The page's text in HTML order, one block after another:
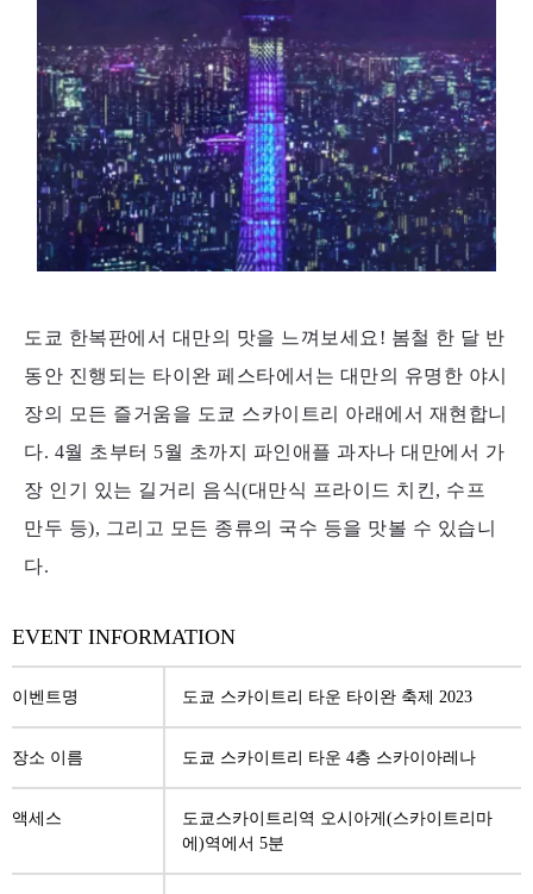
도쿄 한복판에서 대만의 맛을 느껴보세요! 봄철 한 달 반
동안 진행되는 타이완 페스타에서는 대만의 유명한 야시
장의 모든 즐거움을 도쿄 스카이트리 아래에서 재현합니
다. 4월 초부터 5월 초까지 파인애플 과자나 대만에서 가
장 인기 있는 길거리 음식(대만식 프라이드 치킨, 수프
만두 등), 그리고 모든 종류의 국수 등을 맛볼 수 있습니
다.
EVENT INFORMATION
이벤트명 도쿄 스카이트리 타운 타이완 축제 2023
장소 이름 도쿄 스카이트리 타운 4층 스카이아레나
액세스
도쿄스카이트리역 오시아게(스카이트리마
에)역에서 5분